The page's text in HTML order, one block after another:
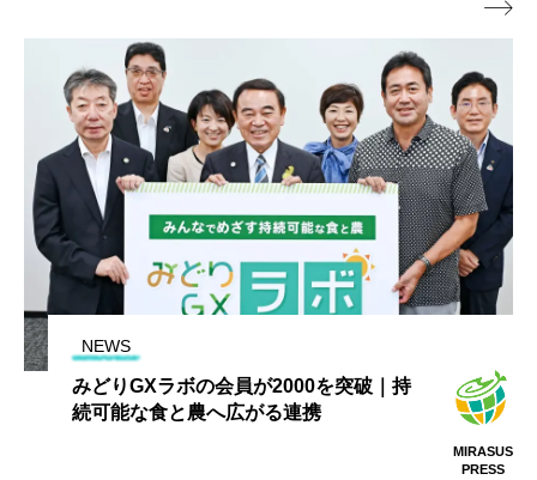
NEWS
【大阪公立大学】農業探究プログラム
「探Ｑみらいファーム」修了式を実施
MIRASUS
PRESS
